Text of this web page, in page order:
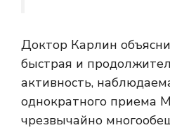
Доктор Карлин
быстрая и
активность,
однократного приема
чрезвычайно